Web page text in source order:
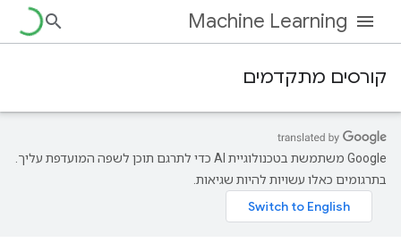
Machine Learning
קורסים מתקדמים
‫Google משתמשת בטכנולוגיית AI כדי לתרגם תוכן לשפה המועדפת עליך.
בתרגומים כאלו עשויות להיות שגיאות.